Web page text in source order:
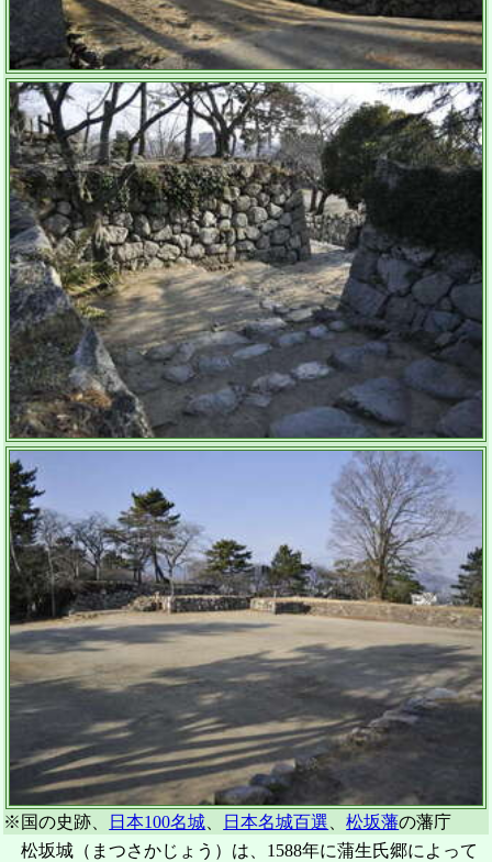
※国の史跡、 日本100名城 日本名城百選 、松坂藩の藩庁
松坂城（まつさかじょう）は、1588年に蒲生氏郷によって